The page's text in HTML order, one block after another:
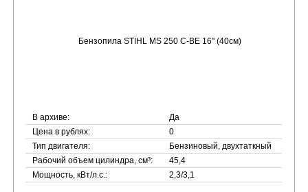
В архиве:
Да
Цена в рублях:
0
Тип двигателя:
Бензиновый, двухтаткный
Рабочий объем цилиндра, см³:
45,4
Мощность, кВт/л.с.:
2,3/3,1